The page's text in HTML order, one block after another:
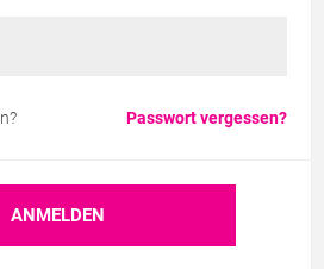
Passwort vergessen?